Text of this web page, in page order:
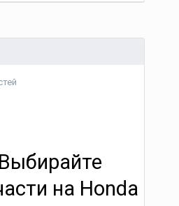
Выбирайте
на Honda